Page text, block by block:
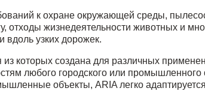
к охране окружающей среды,
отходы жизнедеятельности животных и
вдоль узких дорожек.
которых создана для различных
любого городского или промышленного
объекты, ARIA легко